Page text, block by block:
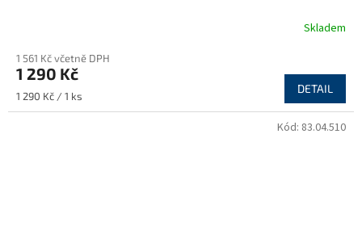
Skladem
1 561 Kč včetně DPH
1 290 Kč
Měrná
cena:
1 290 Kč / 1 ks
DETAIL
Kód: 83.04.510